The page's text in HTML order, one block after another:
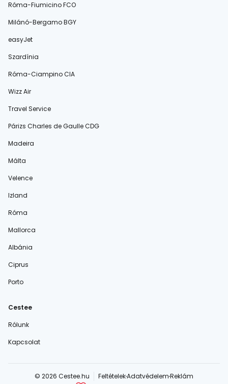
Róma-Fiumicino FCO
Milánó-Bergamo BGY
easyJet
Szardínia
Róma-Ciampino CIA
Wizz Air
Travel Service
Párizs Charles de Gaulle CDG
Madeira
Málta
Velence
Izland
Róma
Mallorca
Albánia
Ciprus
Porto
Cestee
Rólunk
Kapcsolat
© 2026 Cestee.hu FeltételekAdatvédelemReklám